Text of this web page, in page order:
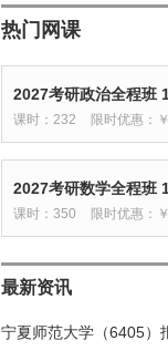
热门网课
2027考研政治全程班
课时：232 限时优惠：
2027考研数学全程班
课时：350 限时优惠：
最新资讯
宁夏师范大学（6405）